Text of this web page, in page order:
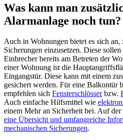
Was kann man
Alarmanlage noch tun?
Auch in Wohnungen bietet es sich an,
Sicherungen einzusetzen. Diese
Einbrecher bereits am Betreten der
einer Wohnung ist die
Eingangstür. Diese kann mit einem
gesichert werden. Für eine Balkontür
empfehlen sich Fensterschlösserbzw.
Auch einfache Hilfsmittel wie
einem Mehr an Sicherheit bei. Auf
eine Übersicht und umfangreiche
mechanischen Sicherungen.